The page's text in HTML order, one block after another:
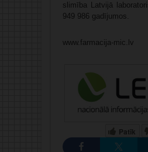
slimība Latvijā
949 986 gadījumos.
www.farmacija-mic.lv
Patīk